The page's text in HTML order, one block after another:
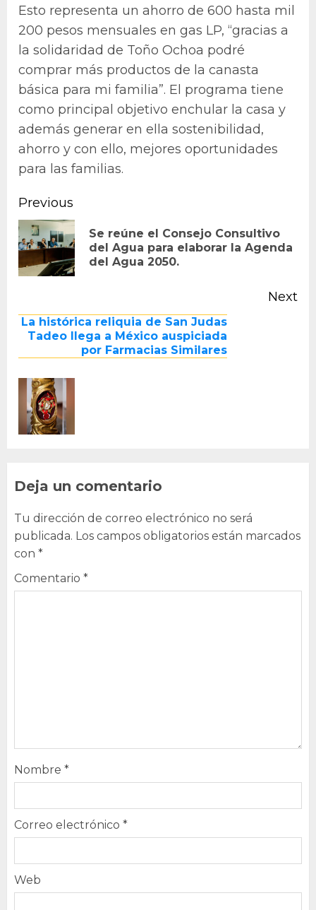
Esto representa un ahorro de 600 hasta mil
200 pesos mensuales en gas LP, “gracias a
la solidaridad de Toño Ochoa podré
comprar más productos de la canasta
básica para mi familia”. El programa tiene
como principal objetivo enchular la casa y
además generar en ella sostenibilidad,
ahorro y con ello, mejores oportunidades
para las familias.
Continue
Reading
Previous
Se reúne el Consejo Consultivo
del Agua para elaborar la Agenda
del Agua 2050.
Next
post:
La histórica reliquia de San Judas
Tadeo llega a México auspiciada
por Farmacias Similares
Deja un comentario
Tu dirección de correo electrónico no será
publicada. Los campos obligatorios están marcados
con *
Comentario *
Nombre *
Correo electrónico *
Web